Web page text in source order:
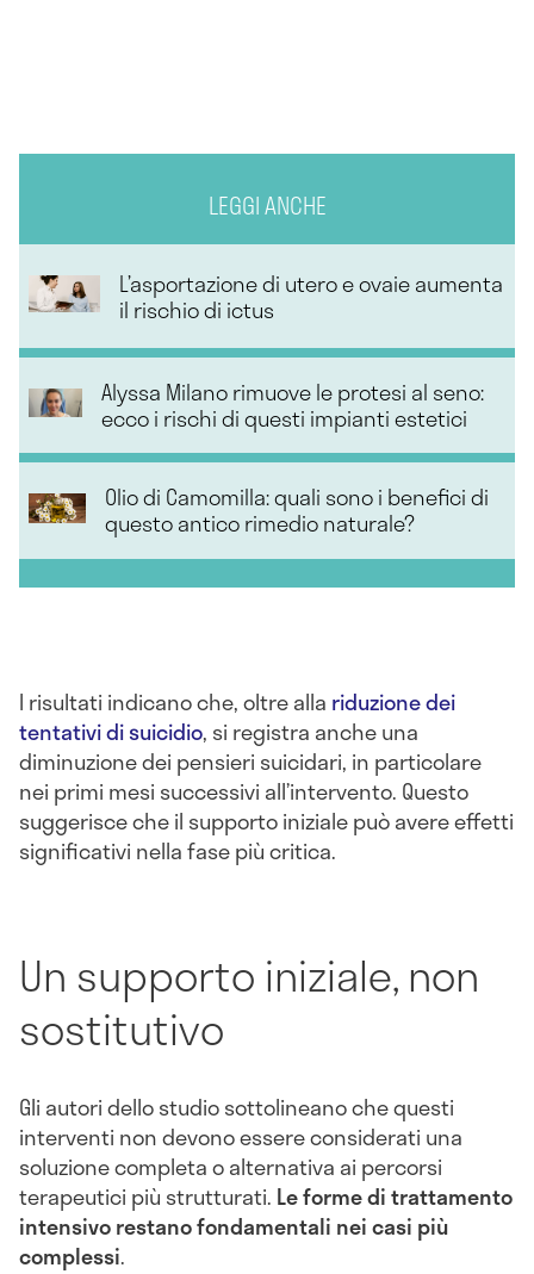
LEGGI ANCHE
L’asportazione di utero e ovaie aumenta
il rischio di ictus
Alyssa Milano rimuove le protesi al seno:
ecco i rischi di questi impianti estetici
Olio di Camomilla: quali sono i benefici di
questo antico rimedio naturale?
I risultati indicano che, oltre alla riduzione dei
tentativi di suicidio, si registra anche una
diminuzione dei pensieri suicidari, in particolare
nei primi mesi successivi all’intervento. Questo
suggerisce che il supporto iniziale può avere effetti
significativi nella fase più critica.
Un supporto iniziale, non
sostitutivo
Gli autori dello studio sottolineano che questi
interventi non devono essere considerati una
soluzione completa o alternativa ai percorsi
terapeutici più strutturati. Le forme di trattamento
intensivo restano fondamentali nei casi più
complessi.